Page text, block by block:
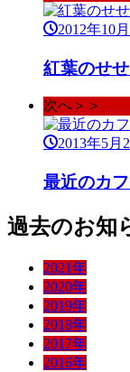
2012年10
紅葉のせ
次へ＞＞
2013年5月
最近のカ
過去のお知
2021年
2020年
2019年
2018年
2017年
2016年